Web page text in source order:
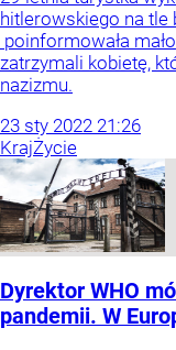
hitlerowskiego na tle
poinformowała
zatrzymali kobietę,
nazizmu.
23 sty 2022 21:26
KrajŻycie
Dyrektor WHO
pandemii. W